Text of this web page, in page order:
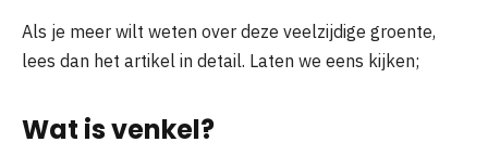
Als je meer wilt weten over deze veelzijdige groente,
lees dan het artikel in detail. Laten we eens kijken;
Wat is venkel?